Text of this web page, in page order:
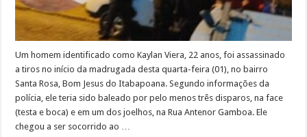
Um homem identificado como Kaylan Viera, 22 anos, foi assassinado
a tiros no início da madrugada desta quarta-feira (01), no bairro
Santa Rosa, Bom Jesus do Itabapoana. Segundo informações da
polícia, ele teria sido baleado por pelo menos três disparos, na face
(testa e boca) e em um dos joelhos, na Rua Antenor Gamboa. Ele
chegou a ser socorrido ao …